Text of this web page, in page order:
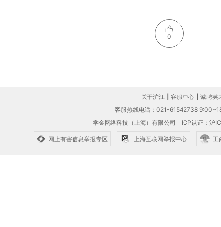
0
关于沪江 客服中心
诚聘英
客服热线电话：021-61542738
学金网络科技（上海）有限公司 ICP认证：沪
网上有害信息举报专区 上海互联网举报中心 工